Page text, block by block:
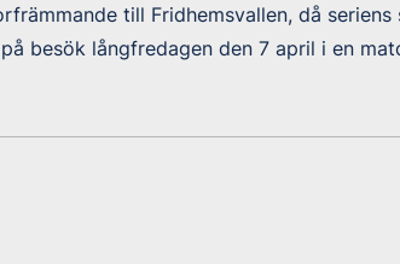
till Fridhemsvallen, då
besök långfredagen den 7 april i en